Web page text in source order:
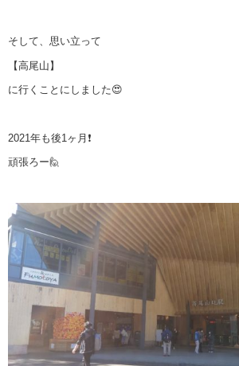
そして、思い立って
【高尾山】
に行くことにしました😍
2021年も後1ヶ月❗
頑張ろー🙋